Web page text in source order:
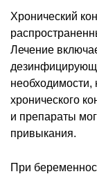
Хронический
Лечение
необходимости,
хронического
и препараты
привыкания.
При